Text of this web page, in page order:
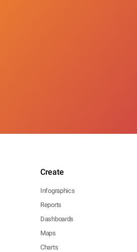
Create
Infographics
Reports
Dashboards
Maps
Charts